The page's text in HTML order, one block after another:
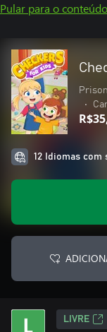
Pular para o
•
12 Idiomas com
LIVRE